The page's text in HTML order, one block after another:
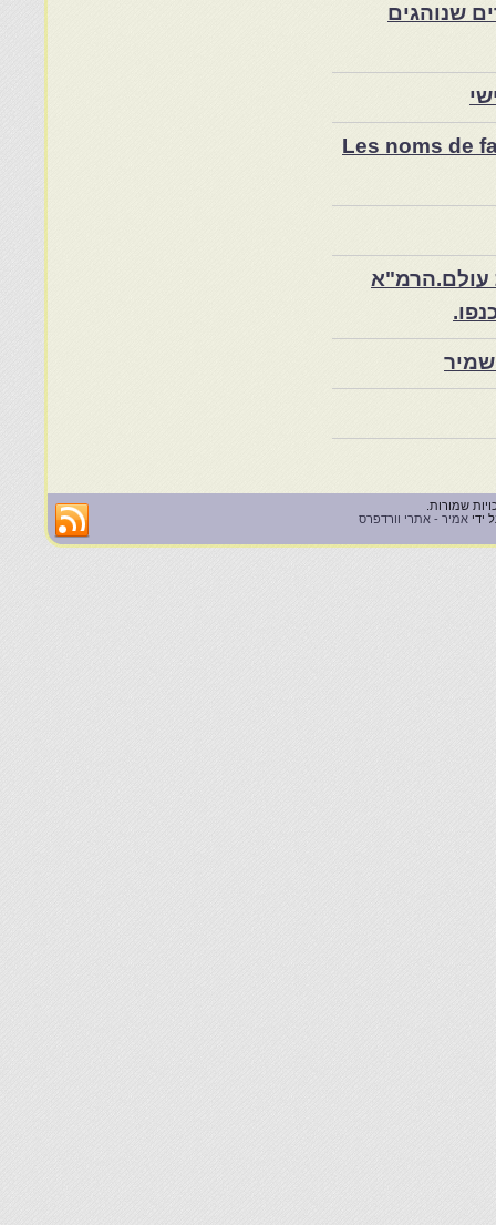
שנוהגים
Les noms de
עולם.הרמ"א
ידי אמיר - אתרי וורדפרס